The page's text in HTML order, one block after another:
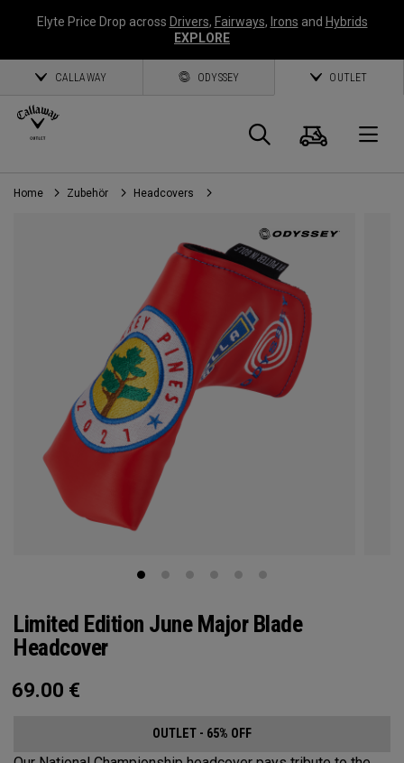
Elyte Price Drop across Drivers, Fairways, Irons and Hybrids
EXPLORE
CALLAWAY ODYSSEY OUTLET
Suche
Home Zubehör Headcovers
Limited Edition June Major Blade
Headcover
69.00 €
OUTLET - 65% OFF